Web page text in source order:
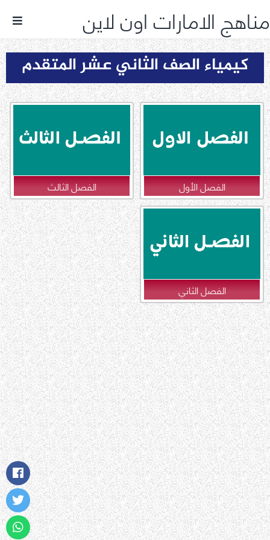
مناهج الامارات اون لاين
كيمياء الصف الثاني عشر المتقدم
الفصل الأول الفصل الثالث
الفصل الثاني